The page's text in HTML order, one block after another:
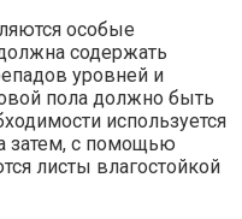
особые
содержать
уровней и
пола должно быть
используется
затем, с помощью
листы влагостойкой